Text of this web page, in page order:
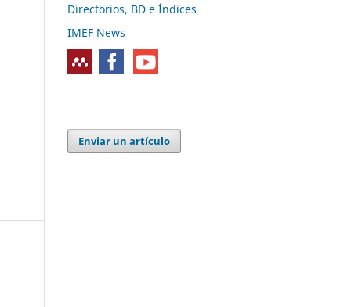
Directorios, BD e Índices
IMEF News
Enviar un artículo